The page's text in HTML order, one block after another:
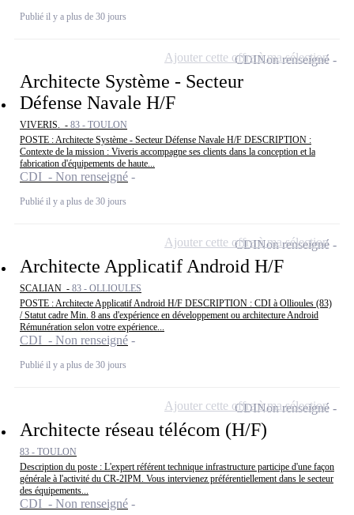
Publié il y a plus de 30 jours
Architecte Système - Secteur
Défense Navale H/F
VIVERIS. - 83 - TOULON
POSTE : Architecte Système - Secteur Défense Navale H/F DESCRIPTION :
Contexte de la mission : Viveris accompagne ses clients dans la conception et la
fabrication d'équipements de haute...
CDI - Non renseigné
Publié il y a plus de 30 jours
CDINon renseigné
Ajouter cette offre à ma sélection
Architecte Applicatif Android H/F
SCALIAN - 83 - OLLIOULES
POSTE : Architecte Applicatif Android H/F DESCRIPTION : CDI à Ollioules (83)
/ Statut cadre Min. 8 ans d'expérience en développement ou architecture Android
Rémunération selon votre expérience...
CDI - Non renseigné
Publié il y a plus de 30 jours
CDINon renseigné
Ajouter cette offre à ma sélection
Architecte réseau télécom (H/F)
83 - TOULON
Description du poste : L'expert référent technique infrastructure participe d'une façon
générale à l'activité du CR-2IPM. Vous intervienez préférentiellement dans le secteur
des équipements...
CDI - Non renseigné
CDINon renseigné
Ajouter cette offre à ma sélection